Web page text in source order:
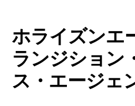
ホライズンエ
ランジション
ス・エージェ